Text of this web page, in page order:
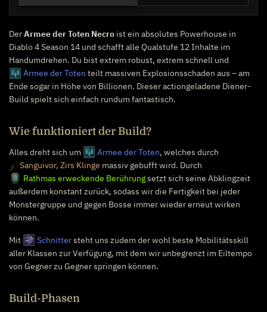
DerArmee der Toten Necro ist ein absolutes Powerhouse in
Diablo 4 Season 14 und schafft alle Qualstufe 12 Inhalte im
Handumdrehen. Du bist extrem robust, extrem schnell und
Armee der Toten teilt massiven Explosionsschaden aus – am
Ende sogar in Höhe von Billionen. Dieser actiongeladene Diener-
Build spielt sich einfach rundum fantastisch.
Wie funktioniert der Build?
Alles dreht sich um Armee der Toten, welches durch
Sanguivor, Zirs Klinge massiv gebufft wird. Durch
Rathmas erweckende Berührungsetzt sich seine Abklingzeit
außerdem konstant zurück, sodass wir die Fertigkeit bei jeder
Monstergruppe und gegen Bosse immer wieder erneut wirken
können.
Mit
Schnittersteht uns zudem der wohl beste Mobilitätsskill
aller Klassen zur Verfügung, mit dem wir unbegrenzt im Eiltempo
von Gegner zu Gegner springen können.
Build-Phasen